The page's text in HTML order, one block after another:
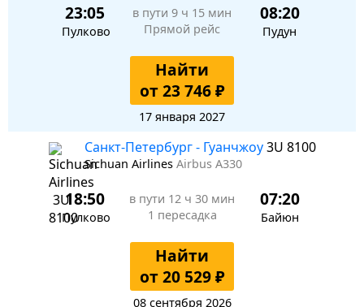
23:05
Пулково
в пути 9 ч 15 мин
Прямой рейс
08:20
Пудун
Найти
от 23 746 ₽
17 января 2027
Санкт-Петербург - Гуанчжоу3U 8100
Sichuan Airlines Airbus A330
18:50
Пулково
в пути 12 ч 30 мин
1 пересадка
07:20
Байюн
Найти
от 20 529 ₽
08 сентября 2026